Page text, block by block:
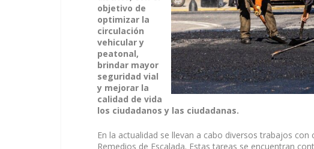
objetivo de
optimizar la
circulación
vehicular y
peatonal,
brindar mayor
seguridad vial
y mejorar la
calidad de vida
los ciudadanos y las ciudadanas.
En la actualidad se llevan a cabo diversos trabajos
Remedios de Escalada. Estas tareas se encuentran